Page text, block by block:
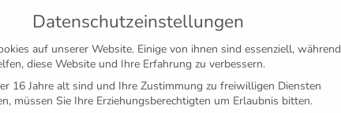
Datenschutzeinstellungen
auf unserer Website. Einige von ihnen sind essenziell, während
diese Website und Ihre Erfahrung zu verbessern.
16 Jahre alt sind und Ihre Zustimmung zu freiwilligen Diensten
müssen Sie Ihre Erziehungsberechtigten um Erlaubnis bitten.